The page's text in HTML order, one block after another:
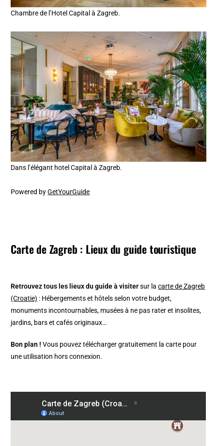
Chambre de l’Hotel Capital à Zagreb.
Dans l’élégant hotel Capital à Zagreb.
Powered byGetYourGuide
Carte de Zagreb : Lieux du guide touristique
Retrouvez tous les lieux du guide à visitersur lacarte de Zagreb
(Croatie) : Hébergements et hôtels selon votre budget,
monuments incontournables, musées à ne pas rater et insolites,
jardins, bars et cafés originaux…
Bon plan ! Vous pouvez télécharger gratuitement la carte pour
une utilisation hors connexion.